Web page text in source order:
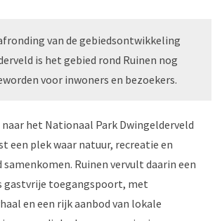
van de gebiedsontwikkeling
is het gebied rond Ruinen nog
voor inwoners en bezoekers.
het Nationaal Park Dwingelderveld
een plek waar natuur, recreatie en
Ruinen vervult daarin een
gastvrije toegangspoort, met
en een rijk aanbod van lokale